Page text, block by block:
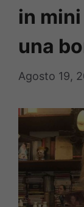
in
una
Agosto 19,